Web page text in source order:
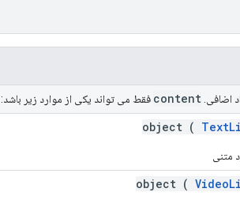
اضافی. content فقط می تواند یکی از موارد زیر باشد:
object (
متنی
object (